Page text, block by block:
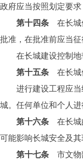
政府应当按照划定要
第十四条 在长城
批准，在批准前应当征
在长城建设控制地带
第十五条 在长城
进行建设工程应当绕
城。任何单位和个人
第十六条 在长城
可能影响长城安全及其
第十七条 市文